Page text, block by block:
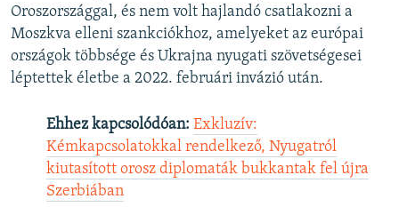
Oroszországgal, és nem volt hajlandó csatlakozni a
Moszkva elleni szankciókhoz, amelyeket az európai
országok többsége és Ukrajna nyugati szövetségesei
léptettek életbe a 2022. februári invázió után.
Ehhez kapcsolódóan: Exkluzív:
Kémkapcsolatokkal rendelkező, Nyugatról
kiutasított orosz diplomaták bukkantak fel újra
Szerbiában